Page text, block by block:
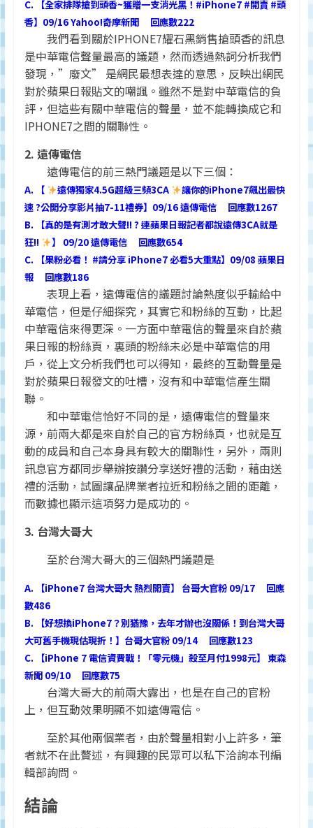
C. 【全家排隊搶到頭香~獲贈一支消光黑！#iPhone7 #開賣 #頭
香】09/16 Yahoo!奇摩新聞 回應數222
我們看到關於IPHONE7耀石黑銷售搶頭香的訊息
是中華電信聲量最高的議題，然而透過熱詞分析我們
發現，”廢文” 是網民最想表達的意思，反映出網民
對於蘋果日報貼文的嘲諷。雖然不是對中華電信的負
評，但這些有關中華電信的聲量，並不能轉換成它和
IPHONE7之間的關聯性。
2. 遠傳電信
遠傳電信的前三熱門議題是以下三個：
A. 【 遠傳獨家4.5G超級三頻3CA
讓你的iPhone7飆出最快
速 ?公開分享影片抽7-11禮券】09/16 遠傳電信 回應數1267
B. 【真的是有測才敢大聲!! ? 連蘋果日報記者都說遠傳3CA就是
狂!!
】 09/20 遠傳電信 回應數654
C. 【果粉必看！ #請分享 iPhone7 必看5大重點】09/08 蘋果日
報 回應數186
表現上看，遠傳電信的議題討論熱度似乎輸給中
華電信，但是仔細探究，其實它和粉絲的互動，比起
中華電信來得更深。一方面中華電信的聲量來自於蘋
果日報的粉絲頁，裏頭的粉絲未必是中華電信的用
戶，從上文分析我們也可以得知，最終的互動聲量是
對於蘋果日報發文的吐槽，沒有和中華電信產生關
聯。
和中華電信恰好不同的是，遠傳電信的聲量來
源，前兩大都是來自於自己的官方粉絲頁，也就是互
動的成員和自己本身具有較大的關聯性，另外，兩則
訊息官方都同步舉辦按讚分享送好禮的活動，藉由送
禮的活動，試圖讓品牌業者拉近和粉絲之間的距離，
而數據也顯示這項努力是成功的。
3. 台灣大哥大
至於台灣大哥大的三個熱門議題是
A. 【iPhone7 台灣大哥大 熱烈開賣】 台哥大官粉 09/17 回應
數486
B. 【好想換iPhone7？別猶豫，去年才辦也沒關係！到台灣大哥
大可舊手機現估現折！】台哥大官粉 09/14 回應數123
C. 【iPhone 7 電信資費戰！「零元機」殺至月付1998元】 東森
新聞 09/10 回應數75
台灣大哥大的前兩大露出，也是在自己的官粉
上，但互動效果明顯不如遠傳電信。
至於其他兩個業者，由於聲量相對小上許多，筆
者就不在此贅述，有興趣的民眾可以私下洽詢本刊編
輯部詢問。
結論